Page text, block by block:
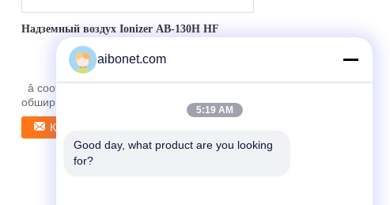
Надземный воздух Ionizer AB-130H HF
  â соответствующее для ионизации
обширного района. система баланса иона  
â автоматическая, в п...
Контакт
aibonet.com
5:19 AM
Good day, what product are you looking
for?